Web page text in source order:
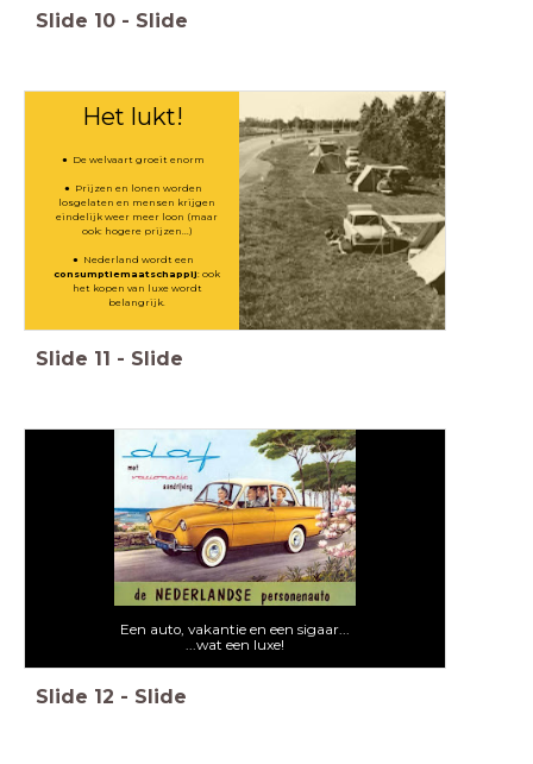
Slide 10 - Slide
Het lukt!
De welvaart groeit enorm
Prijzen en lonen worden
losgelaten en mensen krijgen
eindelijk weer meer loon (maar
ook: hogere prijzen...)
Nederland wordt een
consumptiemaatschappij: ook
het kopen van luxe wordt
belangrijk.
Slide 11 - Slide
Een auto, vakantie en een sigaar...
...wat een luxe!
Slide 12 - Slide